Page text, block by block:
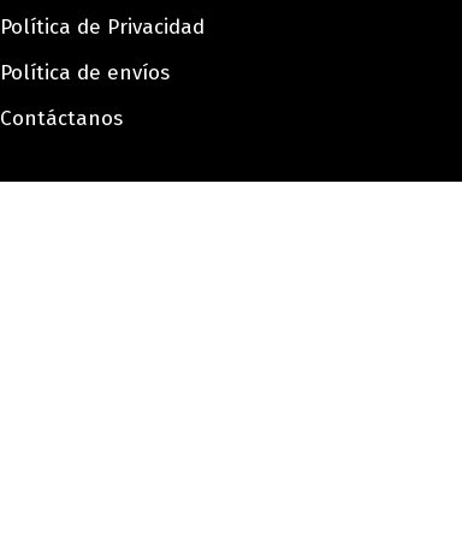
Política de Privacidad
Política de envíos
Contáctanos